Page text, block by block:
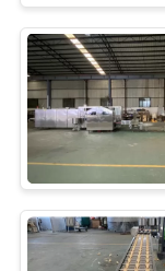
工
場
旅
行
品
機械
アイ
コー